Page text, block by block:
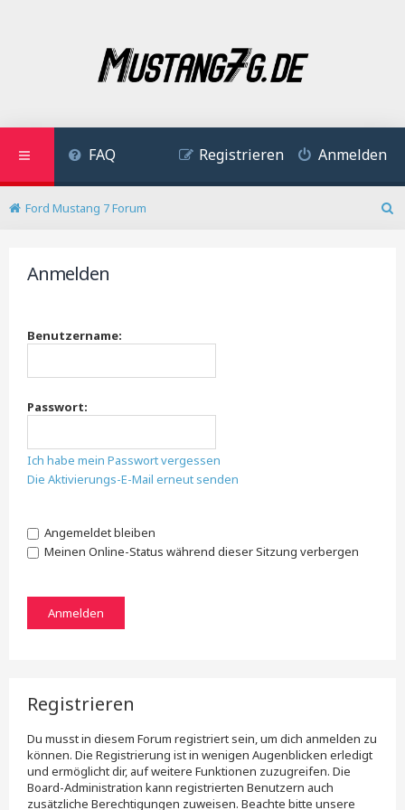
FAQ Anmelden
Registrieren
Ford Mustang 7 Forum
Anmelden
Benutzername:
Passwort:
Ich habe mein Passwort vergessen
Die Aktivierungs-E-Mail erneut senden
Angemeldet bleiben
Meinen Online-Status während dieser Sitzung verbergen
Registrieren
Du musst in diesem Forum registriert sein, um dich anmelden zu
können. Die Registrierung ist in wenigen Augenblicken erledigt
und ermöglicht dir, auf weitere Funktionen zuzugreifen. Die
Board-Administration kann registrierten Benutzern auch
zusätzliche Berechtigungen zuweisen. Beachte bitte unsere